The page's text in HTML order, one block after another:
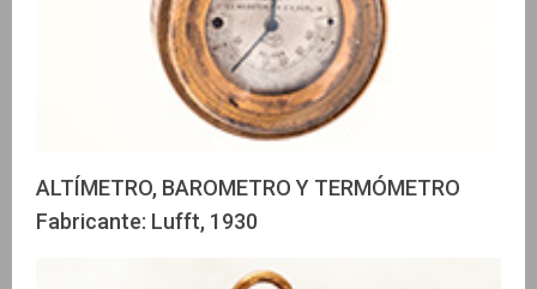
ALTÍMETRO, BAROMETRO Y TERMÓMETRO
Fabricante: Lufft, 1930